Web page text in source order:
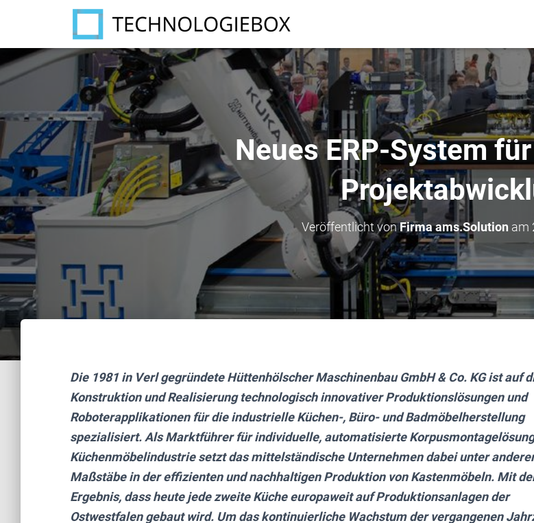
Neues ERP-System
Veröffentlicht vonFirma ams.Solution am
Die 1981 in Verl gegründete Hüttenhölscher Maschinenbau GmbH & Co. KG ist auf
Konstruktion und Realisierung technologisch innovativer Produktionslösungen und
Roboterapplikationen für die industrielle Küchen-, Büro- und Badmöbelherstellung
spezialisiert. Als Marktführer für individuelle, automatisierte
Küchenmöbelindustrie setzt das mittelständische Unternehmen dabei unter
Maßstäbe in der effizienten und nachhaltigen Produktion von Kastenmöbeln. Mit
Ergebnis, dass heute jede zweite Küche europaweit auf Produktionsanlagen der
Ostwestfalen gebaut wird. Um das kontinuierliche Wachstum der vergangenen